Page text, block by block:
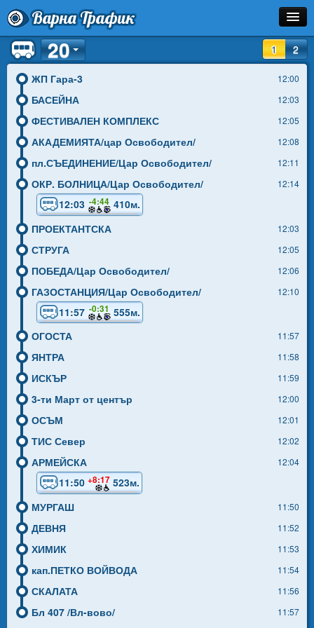
Варна Трафик
Спирка
Линия
Разписание
Инфо
1 2
20
ЖП Гара-3 12:00
БАСЕЙНА 12:03
ФЕСТИВАЛЕН КОМПЛЕКС 12:05
АКАДЕМИЯТА/цар Освободител/ 12:08
пл.СЪЕДИНЕНИЕ/Цар Освободител/ 12:11
ОКР. БОЛНИЦА/Цар Освободител/ 12:14
12:03 -4:44 410м.
ПРОЕКТАНТСКА
12:03
СТРУГА 12:05
ПОБЕДА/Цар Освободител/ 12:06
ГАЗОСТАНЦИЯ/Цар Освободител/ 12:10
11:57 -0:31 555м.
ОГОСТА
11:57
ЯНТРА 11:58
ИСКЪР 11:59
3-ти Март от център 12:00
ОСЪМ 12:01
ТИС Север 12:02
АРМЕЙСКА 12:04
11:50 +8:17 523м.
МУРГАШ
11:50
ДЕВНЯ 11:52
ХИМИК 11:53
кап.ПЕТКО ВОЙВОДА 11:54
СКАЛАТА 11:56
Бл 407 /Вл-вово/ 11:57